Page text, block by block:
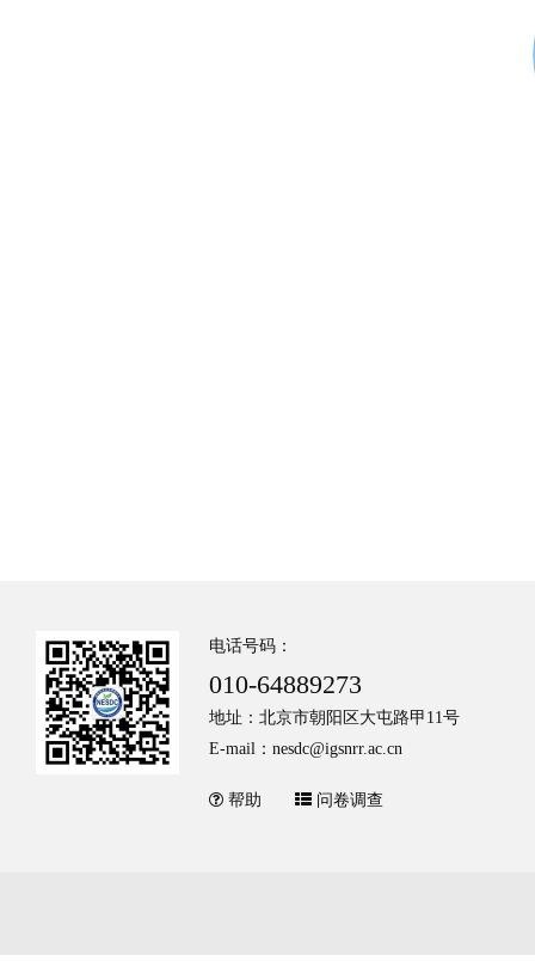
电话号码：
010-64889273
地址：北京市朝阳区大屯路甲11号
E-mail：nesdc@igsnrr.ac.cn
帮助 问卷调查